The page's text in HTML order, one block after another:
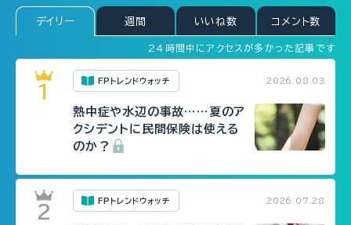
デイリー 週間 いいね数 コメント数
24時間中にアクセスが多かった記事です
FPトレンドウォッチ 2026.08.03
熱中症や水辺の事故……夏のア
クシデントに民間保険は使える
のか？
FPトレンドウォッチ 2026.07.28